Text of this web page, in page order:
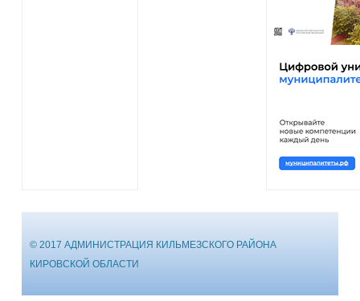
© 2017 АДМИНИСТРАЦИЯ КИЛЬМЕЗСКОГО РАЙОНА
КИРОВСКОЙ ОБЛАСТИ